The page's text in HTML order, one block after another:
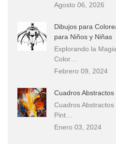
Agosto 06, 2026
Dibujos para
para Niños y Niñas
Explorando la
Color…
Febrero 09, 2024
Cuadros Abstractos
Cuadros
Pint…
Enero 03, 2024